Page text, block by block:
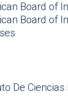
Board of
Board of
De